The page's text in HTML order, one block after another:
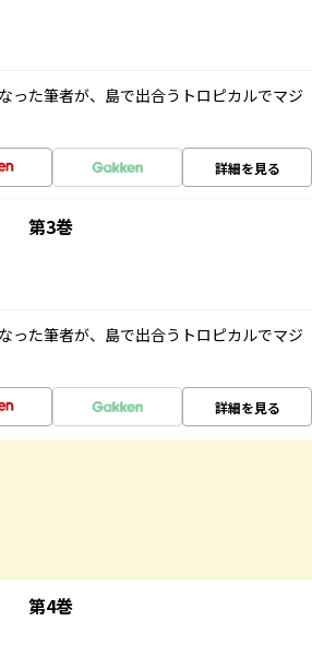
った筆者が、島で出合うトロピカルでマジ
詳細を見る
第3巻
った筆者が、島で出合うトロピカルでマジ
詳細を見る
第4巻